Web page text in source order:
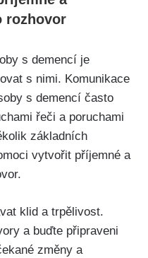
rozhovor
s demencí je
s nimi. Komunikace
s demencí často
řeči a poruchami
základních
vytvořit příjemné a
klid a trpělivost.
a buďte připraveni
změny a